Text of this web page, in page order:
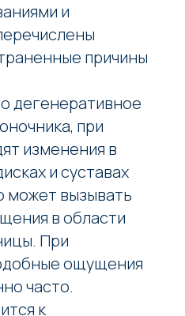
и
причины
дегенеративное
при
изменения в
и суставах
может вызывать
в области
При
ощущения
часто.
к